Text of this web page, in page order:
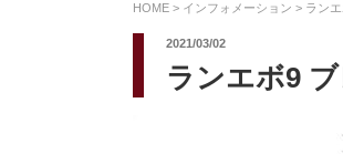
HOME > インフォメーション > ラン
2021/03/02
ランエボ9